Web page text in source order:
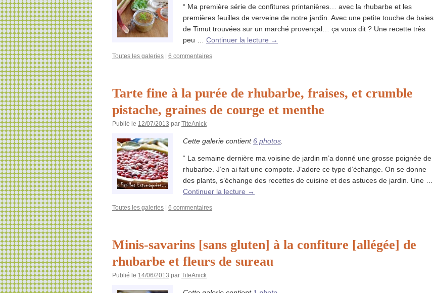
“ Ma première série de confitures printanières… avec la rhubarbe et les
premières feuilles de verveine de notre jardin. Avec une petite touche de baies
de Timut trouvées sur un marché provençal… ça vous dit ? Une recette très
peu … Continuer la lecture →
Toutes les galeries 6 commentaires
Tarte fine à la purée de rhubarbe, fraises, et crumble
pistache, graines de courge et menthe
Publié le 12/07/2013 par TiteAnick
Cette galerie contient6 photos
“ La semaine dernière ma voisine de jardin m’a donné une grosse poignée de
rhubarbe. J’en ai fait une compote. J’adore ce type d’échange. On se donne
des plants, s’échange des recettes de cuisine et des astuces de jardin. Une …
Continuer la lecture →
Toutes les galeries 6 commentaires
Minis-savarins [sans gluten] à la confiture [allégée] de
rhubarbe et fleurs de sureau
Publié le 14/06/2013 par TiteAnick